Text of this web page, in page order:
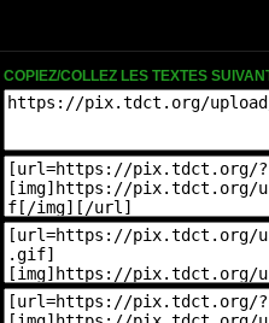
COPIEZ/COLLEZ LES TEXTES